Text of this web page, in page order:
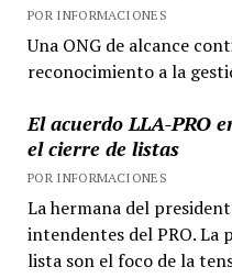
POR INFORMACIONES
Una ONG de alcance
reconocimiento a la
El acuerdo LLA-PRO
el cierre de listas
POR INFORMACIONES
La hermana del
intendentes del PRO. La
lista son el foco de la